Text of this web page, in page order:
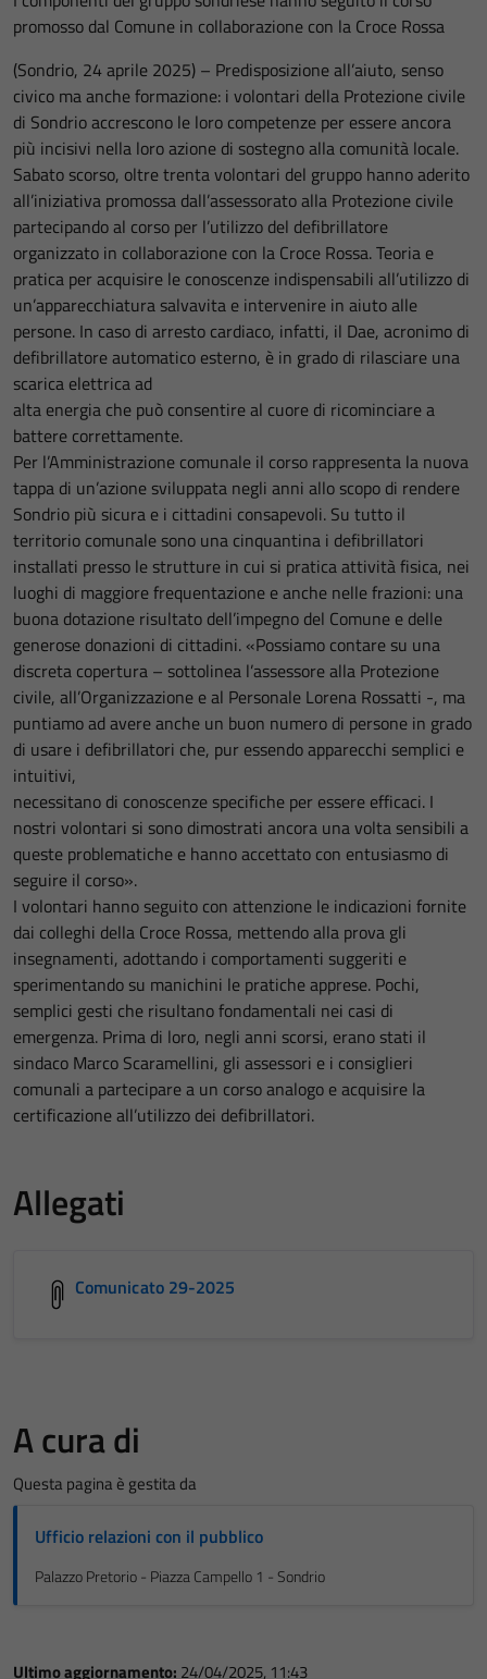
promosso dal Comune in collaborazione con la Croce Rossa
(Sondrio, 24 aprile 2025) – Predisposizione all’aiuto, senso
civico ma anche formazione: i volontari della Protezione civile
di Sondrio accrescono le loro competenze per essere ancora
più incisivi nella loro azione di sostegno alla comunità locale.
Sabato scorso, oltre trenta volontari del gruppo hanno aderito
all’iniziativa promossa dall’assessorato alla Protezione civile
partecipando al corso per l’utilizzo del defibrillatore
organizzato in collaborazione con la Croce Rossa. Teoria e
pratica per acquisire le conoscenze indispensabili all’utilizzo di
un’apparecchiatura salvavita e intervenire in aiuto alle
persone. In caso di arresto cardiaco, infatti, il Dae, acronimo di
defibrillatore automatico esterno, è in grado di rilasciare una
scarica elettrica ad
alta energia che può consentire al cuore di ricominciare a
battere correttamente.
Per l’Amministrazione comunale il corso rappresenta la nuova
tappa di un’azione sviluppata negli anni allo scopo di rendere
Sondrio più sicura e i cittadini consapevoli. Su tutto il
territorio comunale sono una cinquantina i defibrillatori
installati presso le strutture in cui si pratica attività fisica, nei
luoghi di maggiore frequentazione e anche nelle frazioni: una
buona dotazione risultato dell’impegno del Comune e delle
generose donazioni di cittadini. «Possiamo contare su una
discreta copertura – sottolinea l’assessore alla Protezione
civile, all’Organizzazione e al Personale Lorena Rossatti -, ma
puntiamo ad avere anche un buon numero di persone in grado
di usare i defibrillatori che, pur essendo apparecchi semplici e
intuitivi,
necessitano di conoscenze specifiche per essere efficaci. I
nostri volontari si sono dimostrati ancora una volta sensibili a
queste problematiche e hanno accettato con entusiasmo di
seguire il corso».
I volontari hanno seguito con attenzione le indicazioni fornite
dai colleghi della Croce Rossa, mettendo alla prova gli
insegnamenti, adottando i comportamenti suggeriti e
sperimentando su manichini le pratiche apprese. Pochi,
semplici gesti che risultano fondamentali nei casi di
emergenza. Prima di loro, negli anni scorsi, erano stati il
sindaco Marco Scaramellini, gli assessori e i consiglieri
comunali a partecipare a un corso analogo e acquisire la
certificazione all’utilizzo dei defibrillatori.
Allegati
Comunicato 29-2025
A cura di
Questa pagina è gestita da
Ufficio relazioni con il pubblico
Palazzo Pretorio - Piazza Campello 1 - Sondrio
Ultimo aggiornamento: 24/04/2025, 11:43